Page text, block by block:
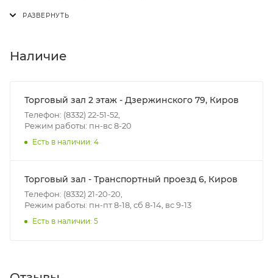
В субботу с 8:00 до 15:00
- зоны доставки;
- веса и габаритов товаров в заказе;
- количества торговых точек для погрузки товаров.
(перекрестки улиц):
• Дзержинского - Жуковского
• Ленина - 65 лет победы
• Московская - Ульяновская
Наличие
Торговый зал 2 этаж - Дзержинского 79, Киров
Телефон: (8332) 22-51-52,
Режим работы: пн-вс 8-20
Есть в наличии: 4
Торговый зал - Транспортный проезд 6, Киров
Телефон: (8332) 21-20-20,
Режим работы: пн-пт 8-18, сб 8-14, вс 9-13
Есть в наличии: 5